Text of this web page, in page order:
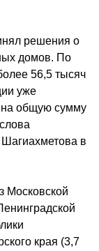
решения о
домов. По
56,5 тысяч
уже
на общую сумму
в
Московской
края (3,7